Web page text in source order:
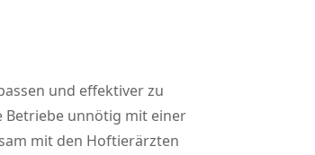
und effektiver zu
Betriebe unnötig mit einer
mit den Hoftierärzten